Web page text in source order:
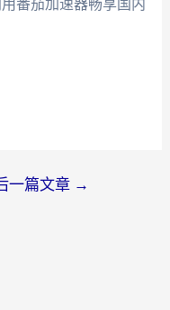
番茄加速器畅享国内
一篇文章 →